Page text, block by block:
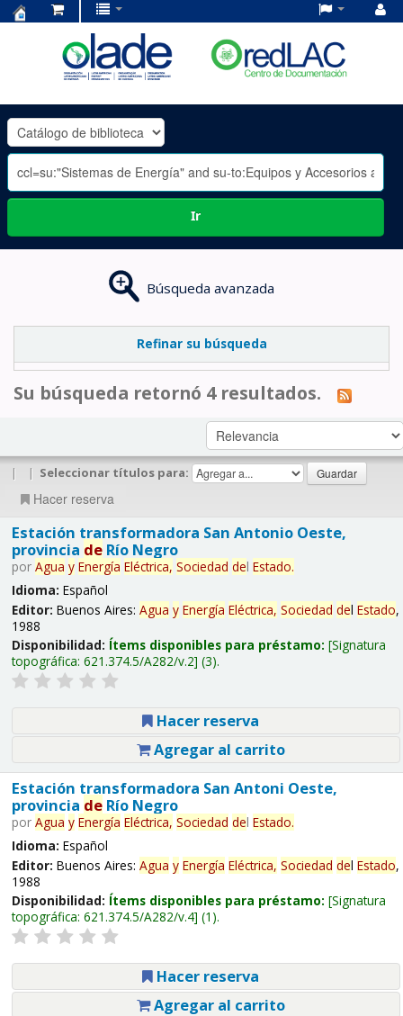
OLADE
-
Ir
Búsqueda avanzada
Refinar su búsqueda
Su búsqueda retornó 4 resultados.
| | Seleccionar títulos para:
Hacer reserva
Estación transformadora San Antonio Oeste,
provincia deRío Negro
por Agua y Energía Eléctrica, Sociedad del Estado.
Idioma: Español
Editor: Buenos Aires: Agua y Energía Eléctrica, Sociedad del Estado,
1988
Disponibilidad: Ítems disponibles para préstamo: Signatura
topográfica: 621.374.5/A282/v.2 (3).
Hacer reserva
Agregar al carrito
Estación transformadora San Antoni Oeste,
provincia deRío Negro
por Agua y Energía Eléctrica, Sociedad del Estado.
Idioma: Español
Editor: Buenos Aires: Agua y Energía Eléctrica, Sociedad del Estado,
1988
Disponibilidad: Ítems disponibles para préstamo: Signatura
topográfica: 621.374.5/A282/v.4 (1).
Hacer reserva
Agregar al carrito